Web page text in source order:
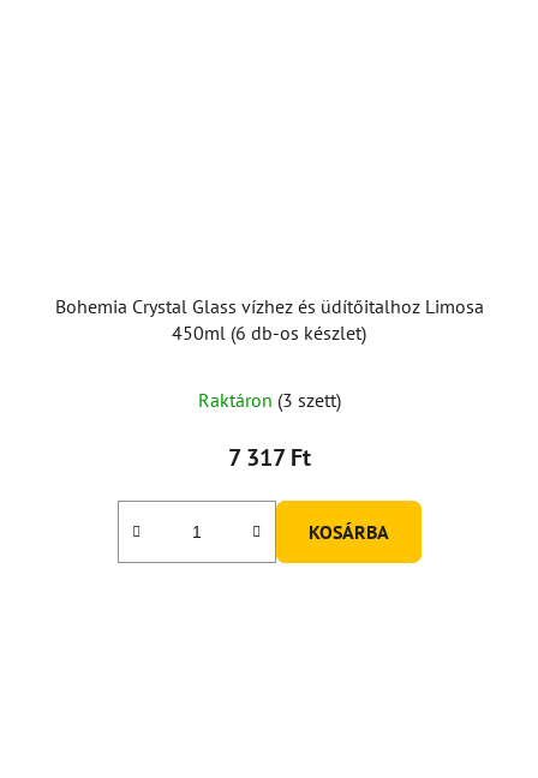
Bohemia Crystal Glass vízhez és üdítőitalhoz Limosa
450ml (6 db-os készlet)
Raktáron (3 szett)
7 317 Ft
KOSÁRBA